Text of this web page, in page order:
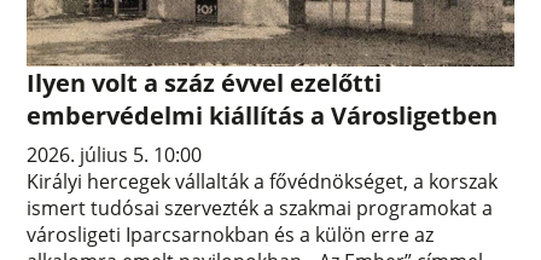
Ilyen volt a száz évvel ezelőtti
embervédelmi kiállítás a Városligetben
2026. július 5. 10:00
Királyi hercegek vállalták a fővédnökséget, a korszak
ismert tudósai szervezték a szakmai programokat a
városligeti Iparcsarnokban és a külön erre az